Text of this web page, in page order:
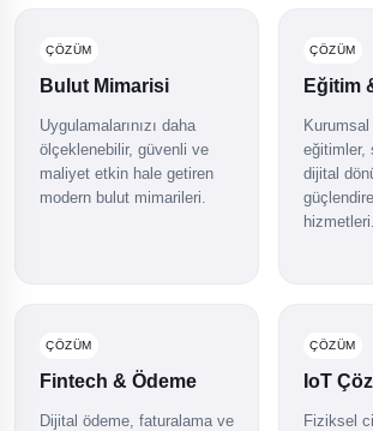
ÇÖZÜM
Bulut Mimarisi
Uygulamalarınızı daha
ölçeklenebilir, güvenli ve
maliyet etkin hale getiren
modern bulut mimarileri.
ÇÖZÜM
Eğitim
eğitimler,
dijital
hizmetleri.
ÇÖZÜM
Fintech & Ödeme
Dijital ödeme, faturalama ve
ÇÖZÜM
IoT
Fiziksel